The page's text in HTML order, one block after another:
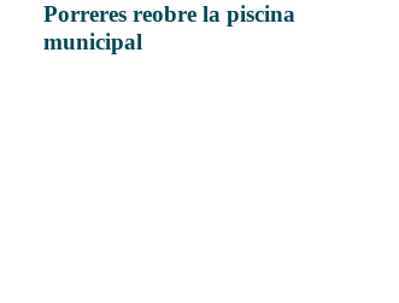
Porreres reobre la piscina
municipal